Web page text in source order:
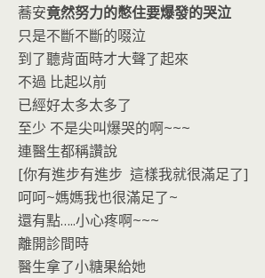
蕎安竟然努力的憋住要爆發的哭泣
只是不斷不斷的啜泣
到了聽背面時才大聲了起來
不過 比起以前
已經好太多太多了
至少 不是尖叫爆哭的啊~~~
連醫生都稱讚說
[你有進步有進步 這樣我就很滿足了]
呵呵~媽媽我也很滿足了~
還有點…..小心疼啊~~~
離開診間時
醫生拿了小糖果給她